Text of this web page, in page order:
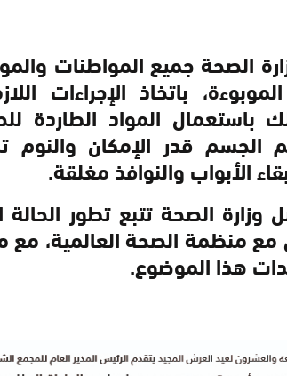
الصحة جميع المواطنات
باتخاذ الإجراءات
باستعمال المواد الطاردة
قدر الإمكان والنوم
الأبواب والنوافذ مغلقة.
الصحة تتبع تطور الحالة
منظمة الصحة العالمية، مع
هذا الموضوع.